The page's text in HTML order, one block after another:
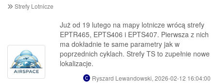
Strefy Lotnicze
Już od 19 lutego na mapy lotnicze wrócą strefy
EPTR465, EPTS406 i EPTS407. Pierwsza z nich
ma dokładnie te same parametry jak w
poprzednich cyklach. Strefy TS to zupełnie nowe
lokalizacje.
Ryszard Lewandowski, 2026-02-12 16:04:00